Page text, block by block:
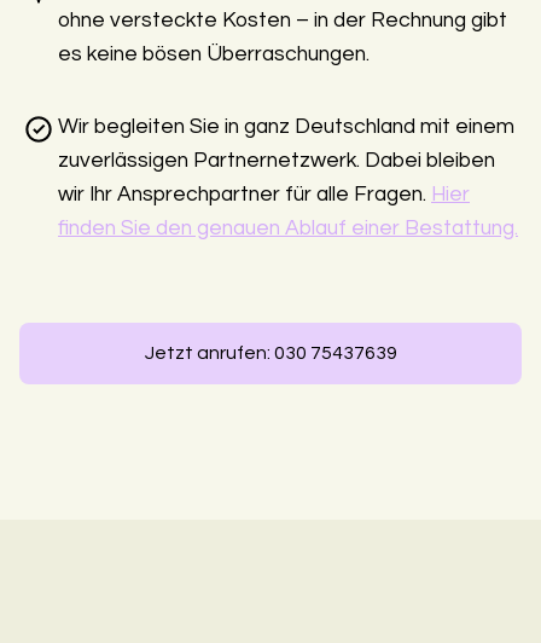
ohne versteckte Kosten – in der Rechnung gibt
es keine bösen Überraschungen.
Wir begleiten Sie in ganz Deutschland mit einem
zuverlässigen Partnernetzwerk. Dabei bleiben
wir Ihr Ansprechpartner für alle Fragen. Hier
finden Sie den genauen Ablauf einer Bestattung.
Jetzt anrufen: 030 75437639